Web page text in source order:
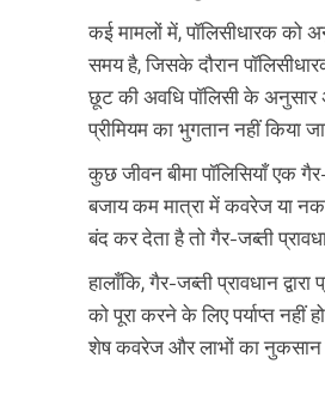
कई मामलों में, पॉलिसीधारक को
समय है, जिसके दौरान
छूट की अवधि पॉलिसी के
प्रीमियम का भुगतान नहीं किया
कुछ जीवन बीमा पॉलिसियाँ एक
बजाय कम मात्रा में कवरेज या
बंद कर देता है तो गैर-जब्ती
हालाँकि, गैर-जब्ती प्रावधान
को पूरा करने के लिए पर्याप्त नहीं
शेष कवरेज और लाभों का नुकसान